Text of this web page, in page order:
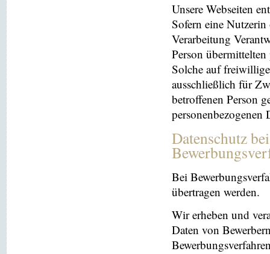
Unsere Webseiten
Sofern eine
Verarbeitung
Person übermittelten
Solche auf
ausschließlich für
betroffenen Person
personenbezogenen
Datenschutz
Bei
übertragen werden.
Wir erheben und
Daten von